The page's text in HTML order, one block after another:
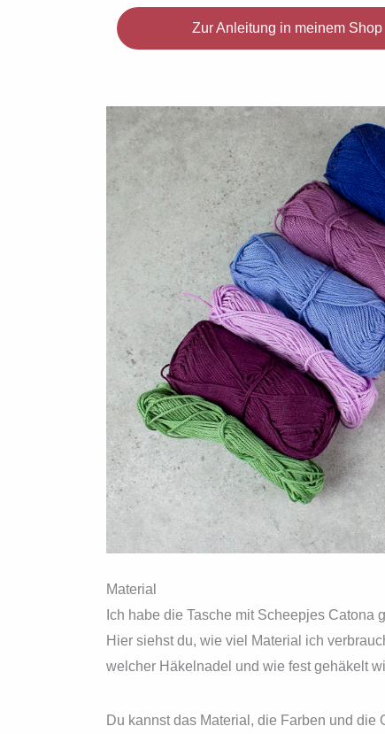
Zur Anleitung in meinem Shop
Material
Ich habe die Tasche mit Scheepjes
Hier siehst du, wie viel Material ich
welcher Häkelnadel und wie fest gehäkelt
Du kannst das Material, die Farben und